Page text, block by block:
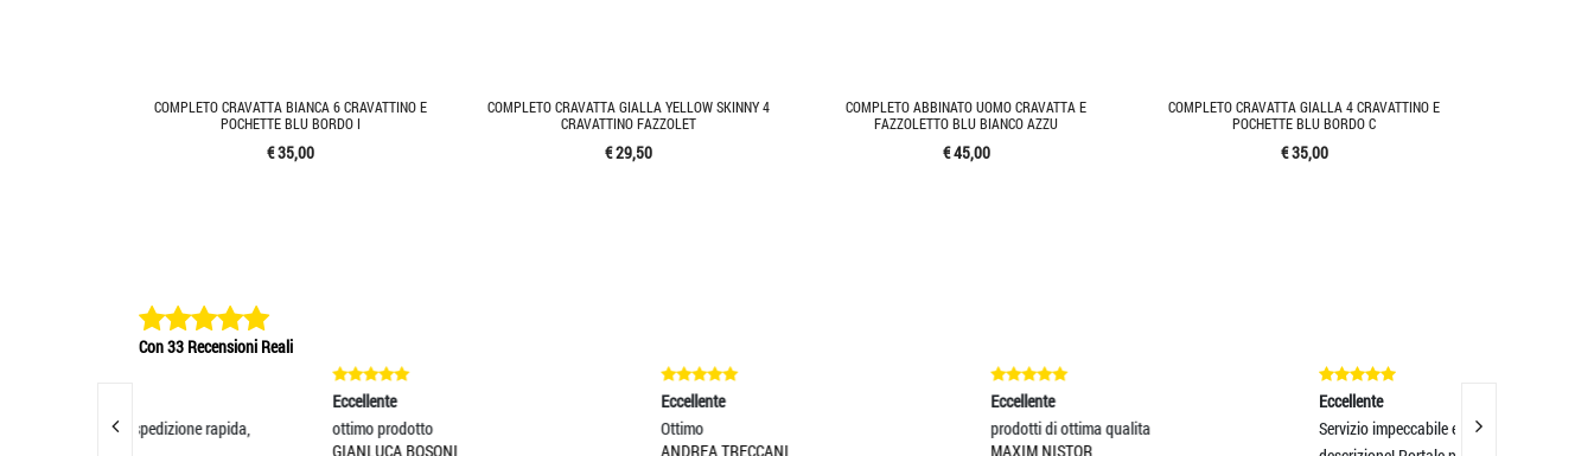
COMPLETO CRAVATTA BIANCA 6 CRAVATTINO E
POCHETTE BLU BORDO I
€ 35,00
COMPLETO CRAVATTA GIALLA YELLOW SKINNY 4
CRAVATTINO FAZZOLET
€ 29,50
COMPLETO ABBINATO UOMO CRAVATTA E
FAZZOLETTO BLU BIANCO AZZU
€ 45,00
COMPLETO CRAVATTA GIALLA 4 CRAVATTINO E
POCHETTE BLU BORDO C
€ 35,00
Con 33 Recensioni Reali
ottimo prodotto
Servizio impeccabile e merce come da